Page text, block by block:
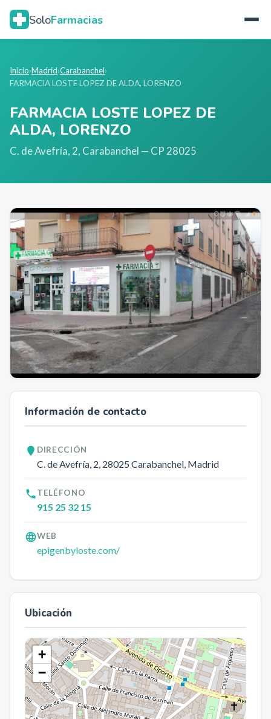
SoloFarmacias
Inicio›Madrid›Carabanchel›
FARMACIA LOSTE LOPEZ DE ALDA, LORENZO
FARMACIA LOSTE LOPEZ DE
ALDA, LORENZO
C. de Avefría, 2, Carabanchel — CP 28025
Información de contacto
DIRECCIÓN
C. de Avefría, 2, 28025 Carabanchel, Madrid
TELÉFONO
915 25 32 15
WEB
epigenbyloste.com/
Ubicación
+
−